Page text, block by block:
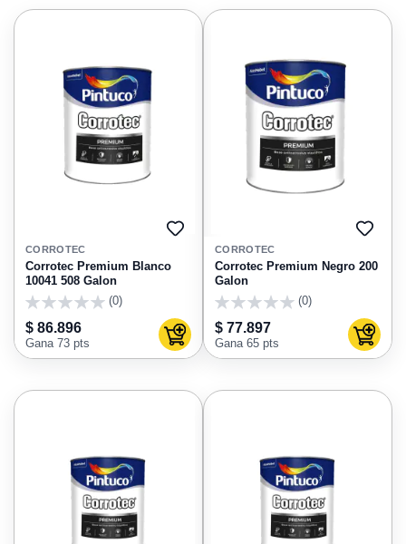
AGREGAR
FAVORITOS
CORROTEC
Corrotec Premium Blanco
10041 508 Galon
(0)
$ 86.896
Gana 73 pts Agregar al carrito
CORROTEC
Corrotec Premium Negro 200
Galon
(0)
$ 77.897
Gana 65 pts